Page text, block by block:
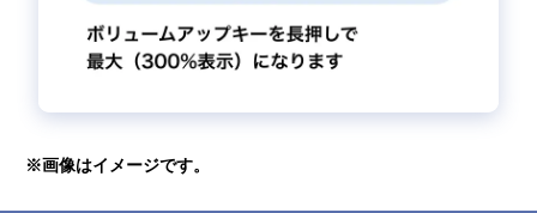
※画像はイメージです。